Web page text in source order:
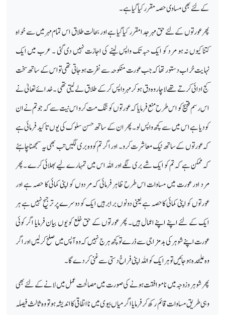
کے لئے بھی مساوی حصہ مقرر کیا گیا ہے۔
پھر عورتوں کے لئے حق مہر جدا مقرر کیا گیا ہے اور بحالت طلاق ا س تمام مہر میں سے خواہ
کتنا کیوں نہ ہو مرد کو ایک حبہ تک واپس لینے کی اجازت نہیں دی گئی ۔ عرب میں ایک
نہایت خراب دستور تھا کہ جب عورت منکوحہ سے نفرت ہوجاتی تھی تو اس کے ساتھ سخت
کج ادائی کرتے تھے لاچار وہ دق ہوکر مہر واپس کر کے طلاق لے لیتی تھی ۔خدائے تعالیٰ نے
اس رسم قبیح کو اس طرح منع فرمایا کہ عورتوں کو تنگ مت کرو اس نیت سے کہ جو تم نے ان
کو دیا ہے اس میں سے کچھ واپس لو ۔پھر ان کے ساتھ حسن سلوک کی یوں تاکید فرمائی ہے
کہ عورتوں کے ساتھ نیک معاشرت کرو۔ اور اگر تم کو وہ بری لگیں تب بھی یہ سمجھنا چاہئے
کہ ممکن ہے کہ تم کو ایک شے بری لگے اور اللہ اس میں تمہارے لیے بھلائی کرے ۔پھر
مرد اور عورت میں مساوات اس طرح ظاہر فرمائی کہ مردوں کو اپنی کمائی کا حصہ ہے اور
عورتوں کو اپنی کمائی کا حصہ ہے یعنی دونوں برابر ہیں ایک کو دوسرے پر ترجیح نہیں ہے ہر
ایک کے لئے اپنے اپنے اعمال ہیں۔ پھر عورتوں کے حق خلع کو یوں بیان فرمایا اگر کوئی
عورت اپنے شوہر کی بدمزاجی سے ڈرے توکچھ ہر ج نہیں کہ وہ آپس میں صلح کرلیں اور اگر
وہ علیحدہ ہوجائیں تو ہر ایک کو اللہ اپنی فراخ دستی سے غنی کردے گا۔
پھر شوہر وزوجہ میں ناموافقت ہونے کی صورت میں مصالحت عمل میں لانے کے لئے بھی
وہی طریق مساوات قائم رکھ کر فرمایا اگر میاں بیوی میں نا اتفاقی کا اندیشہ ہو تو وہ ثالث فیصلہ